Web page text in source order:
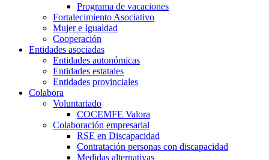
Programa de vacaciones
Fortalecimiento Asociativo
Mujer e Igualdad
Cooperación
Entidades asociadas
Entidades autonómicas
Entidades estatales
Entidades provinciales
Colabora
Voluntariado
COCEMFE Valora
Colaboración empresarial
RSE en Discapacidad
Contratación personas con discapacidad
Medidas alternativas